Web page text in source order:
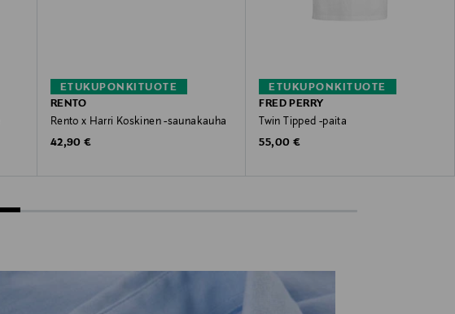
ETUKUPONKITUOTE
RENTO
Rento x Harri Koskinen -saunakauha
Original Price
42,90 €
ETUKUPONKITUOTE
FRED PERRY
Twin Tipped -paita
Original Price
55,00 €